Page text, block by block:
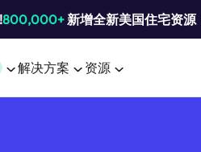
800,000+新增全新美国住宅资源
解决方案 资源